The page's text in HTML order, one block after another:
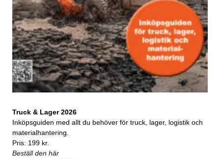
Truck & Lager 2026
Inköpsguiden med allt du behöver för truck, lager, logistik och
materialhantering.
Pris: 199 kr.
Beställ den här